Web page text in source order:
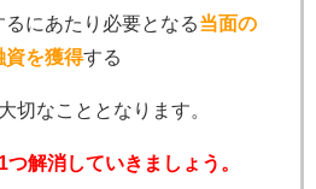
にあたり必要となる当面の
資を獲得する
切なこととなります。
解消していきましょう。